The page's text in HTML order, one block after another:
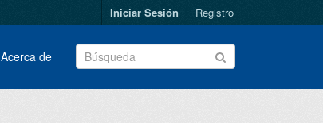
Iniciar Sesión Registro
Acerca de